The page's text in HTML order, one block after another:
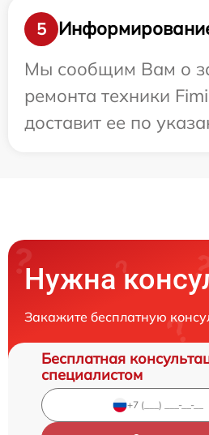
5
Мы сообщим Вам о
ремонта техники
доставит ее по
Нужна
Закажите бесплатную
Бесплатная
специалистом